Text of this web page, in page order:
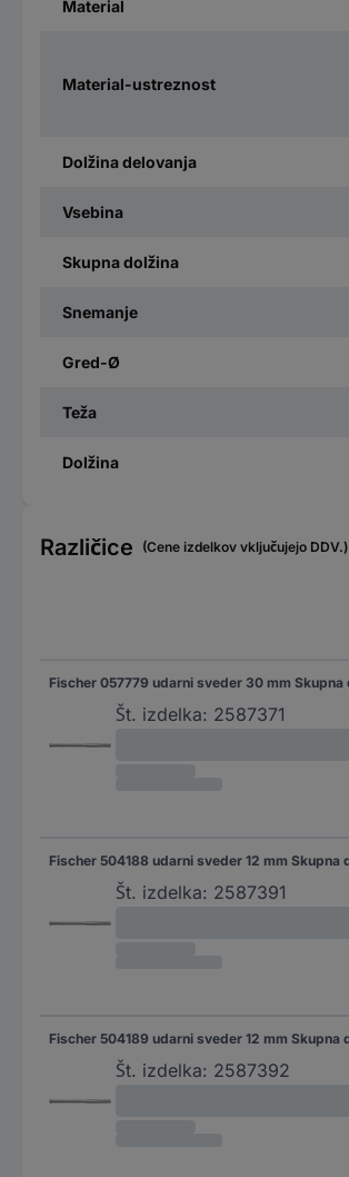
Material
Material-ustreznost
Dolžina delovanja
Vsebina
Skupna dolžina
Snemanje
Gred-Ø
Teža
Dolžina
Različice (Cene izdelkov vključujejo DDV.)
Št. izdelka: 2587371
Št. izdelka: 2587391
Št. izdelka: 2587392